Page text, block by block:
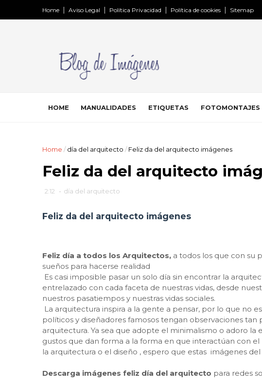
Home Aviso Legal Política Privacidad Política de cookies Sitemap
HOME MANUALIDADES ETIQUETAS FOTOMONTAJES
Home / día del arquitecto / Feliz da del arquitecto imágenes
Feliz da del arquitecto
2:12 - día del arquitecto
Feliz da del arquitecto imágenes
Feliz día a todos los Arquitectos, a todos los que con su
sueños para hacerse realidad
Es casi imposible pasar un solo día sin encontrar la
entrelazado con cada faceta de nuestras vidas, desde
nuestros pasatiempos y nuestras vidas sociales.
La arquitectura inspira a la gente a pensar, por lo que no
políticos y diseñadores famosos tengan observaciones tan
arquitectura. Ya sea que adopte el minimalismo o adoro la
gustos que dan forma a la forma en que interactúan con
la arquitectura o el diseño , espero que estas imágenes
Descarga imágenes feliz día del arquitecto para redes